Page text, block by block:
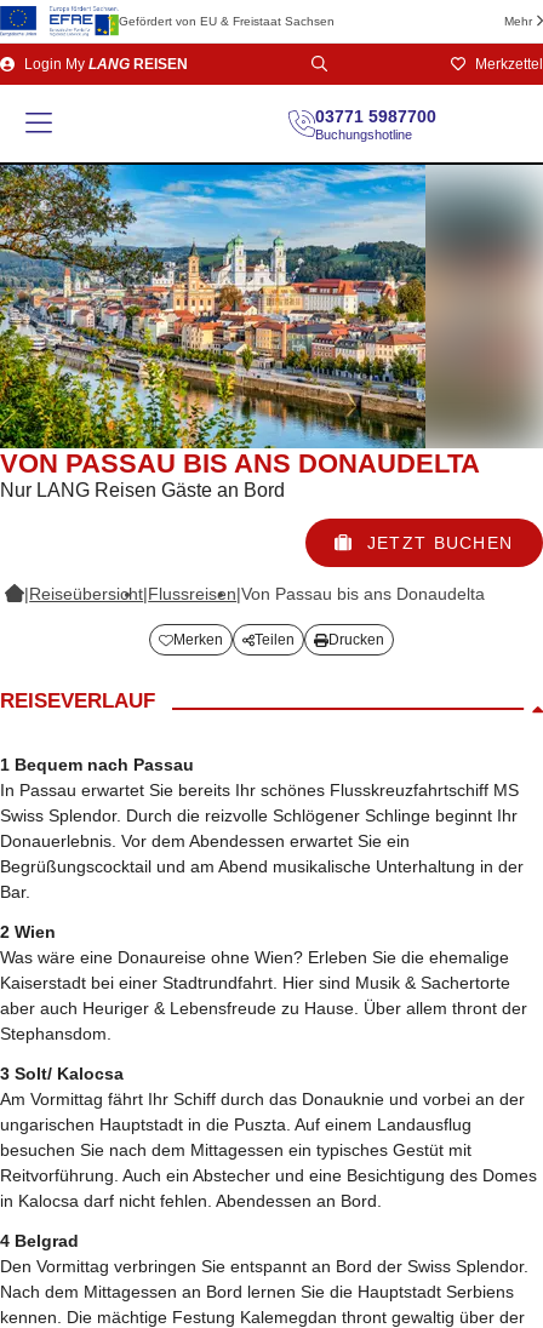
Gefördert von EU & Freistaat Sachsen Mehr
Direkt
zum
Login My LANG REISEN Merkzettel
03771 5987700
Buchungshotline
VON PASSAU BIS ANS DONAUDELTA
Nur LANG Reisen Gäste an Bord
JETZT BUCHEN
|Reiseübersicht|Flussreisen|Von Passau bis ans Donaudelta
Merken Teilen Drucken
REISEVERLAUF
1 Bequem nach Passau
In Passau erwartet Sie bereits Ihr schönes Flusskreuzfahrtschiff MS
Swiss Splendor. Durch die reizvolle Schlögener Schlinge beginnt Ihr
Donauerlebnis. Vor dem Abendessen erwartet Sie ein
Begrüßungscocktail und am Abend musikalische Unterhaltung in der
Bar.
2 Wien
Was wäre eine Donaureise ohne Wien? Erleben Sie die ehemalige
Kaiserstadt bei einer Stadtrundfahrt. Hier sind Musik & Sachertorte
aber auch Heuriger & Lebensfreude zu Hause. Über allem thront der
Stephansdom.
3 Solt/ Kalocsa
Am Vormittag fährt Ihr Schiff durch das Donauknie und vorbei an der
ungarischen Hauptstadt in die Puszta. Auf einem Landausflug
besuchen Sie nach dem Mittagessen ein typisches Gestüt mit
Reitvorführung. Auch ein Abstecher und eine Besichtigung des Domes
in Kalocsa darf nicht fehlen. Abendessen an Bord.
4 Belgrad
Den Vormittag verbringen Sie entspannt an Bord der Swiss Splendor.
Nach dem Mittagessen an Bord lernen Sie die Hauptstadt Serbiens
kennen. Die mächtige Festung Kalemegdan thront gewaltig über der